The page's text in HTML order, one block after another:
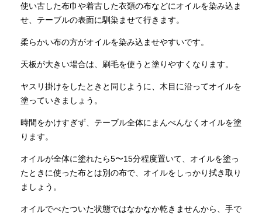
使い古した布巾や着古した衣類の布などにオイルを染み込ま
せ、テーブルの表面に馴染ませて行きます。
柔らかい布の方がオイルを染み込ませやすいです。
天板が大きい場合は、刷毛を使うと塗りやすくなります。
ヤスリ掛けをしたときと同じように、木目に沿ってオイルを
塗っていきましょう。
時間をかけすぎず、テーブル全体にまんべんなくオイルを塗
ります。
オイルが全体に塗れたら5〜15分程度置いて、オイルを塗っ
たときに使った布とは別の布で、オイルをしっかり拭き取り
ましょう。
オイルでべたついた状態ではなかなか乾きませんから、手で